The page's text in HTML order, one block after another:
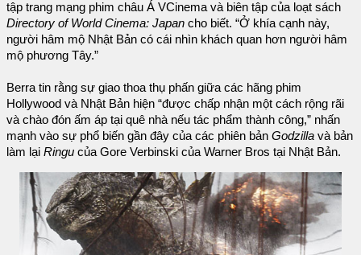
tập trang mạng phim châu Á VCinema và biên tập của loạt sách
Directory of World Cinema: Japan cho biết. “Ở khía cạnh này,
người hâm mộ Nhật Bản có cái nhìn khách quan hơn người hâm
mộ phương Tây.”
Berra tin rằng sự giao thoa thụ phấn giữa các hãng phim
Hollywood và Nhật Bản hiện “được chấp nhận một cách rộng rãi
và chào đón ấm áp tại quê nhà nếu tác phẩm thành công,” nhấn
mạnh vào sự phổ biến gần đây của các phiên bản Godzilla và bản
làm lại Ringu của Gore Verbinski của Warner Bros tại Nhật Bản.